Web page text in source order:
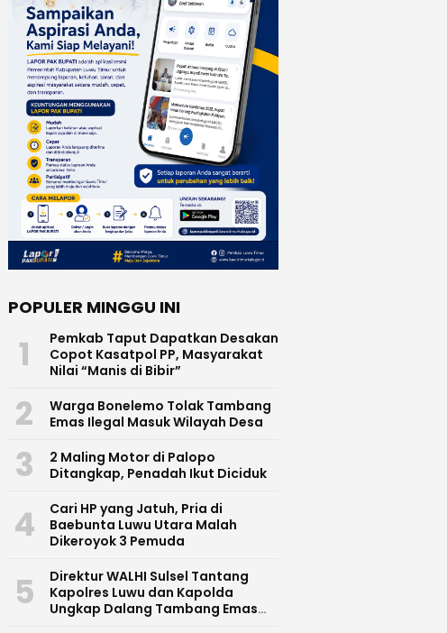
POPULER MINGGU INI
1
Pemkab Taput Dapatkan Desakan
Copot Kasatpol PP, Masyarakat
Nilai “Manis di Bibir”
2
Warga Bonelemo Tolak Tambang
Emas Ilegal Masuk Wilayah Desa
3
2 Maling Motor di Palopo
Ditangkap, Penadah Ikut Diciduk
4
Cari HP yang Jatuh, Pria di
Baebunta Luwu Utara Malah
Dikeroyok 3 Pemuda
5
Direktur WALHI Sulsel Tantang
Kapolres Luwu dan Kapolda
Ungkap Dalang Tambang Emas